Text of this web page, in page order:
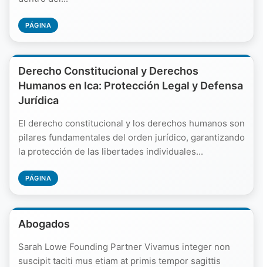
PÁGINA
Derecho Constitucional y Derechos
Humanos en Ica: Protección Legal y Defensa
Jurídica
El derecho constitucional y los derechos humanos son
pilares fundamentales del orden jurídico, garantizando
la protección de las libertades individuales...
PÁGINA
Abogados
Sarah Lowe Founding Partner Vivamus integer non
suscipit taciti mus etiam at primis tempor sagittis